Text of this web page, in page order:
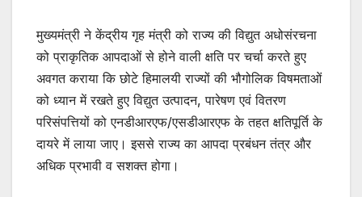
मुख्यमंत्री ने केंद्रीय गृह मंत्री को राज्य की विद्युत अधोसंरचना
को प्राकृतिक आपदाओं से होने वाली क्षति पर चर्चा करते हुए
अवगत कराया कि छोटे हिमालयी राज्यों की भौगोलिक विषमताओं
को ध्यान में रखते हुए विद्युत उत्पादन, पारेषण एवं वितरण
परिसंपत्तियों को एनडीआरएफ/एसडीआरएफ के तहत क्षतिपूर्ति के
दायरे में लाया जाए। इससे राज्य का आपदा प्रबंधन तंत्र और
अधिक प्रभावी व सशक्त होगा।